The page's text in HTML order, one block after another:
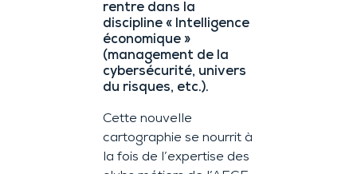
rentre dans la
discipline « Intelligence
économique »
(management de la
cybersécurité, univers
du risques, etc.).
Cette nouvelle
cartographie se nourrit à
la fois de l’expertise des